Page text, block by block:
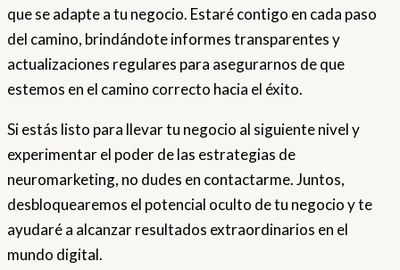
que se adapte a tu negocio. Estaré contigo en cada paso
del camino, brindándote informes transparentes y
actualizaciones regulares para asegurarnos de que
estemos en el camino correcto hacia el éxito.
Si estás listo para llevar tu negocio al siguiente nivel y
experimentar el poder de las estrategias de
neuromarketing, no dudes en contactarme. Juntos,
desbloquearemos el potencial oculto de tu negocio y te
ayudaré a alcanzar resultados extraordinarios en el
mundo digital.